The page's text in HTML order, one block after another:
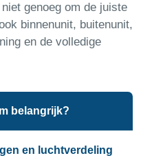
genoeg om de juiste
binnenunit, buitenunit,
en de volledige
belangrijk?
en luchtverdeling